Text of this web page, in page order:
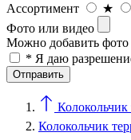
Ассортимент
★
Фото или видео
Можно добавить фото
* Я даю
Колокольчик